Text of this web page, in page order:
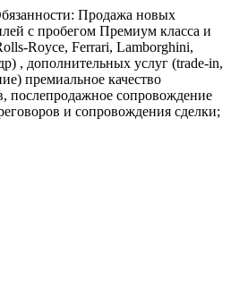
Продажа новых
с пробегом Премиум класса и
Royce, Ferrari, Lamborghini,
, дополнительных услуг (trade-in,
премиальное качество
послепродажное сопровождение
и сопровождения сделки;